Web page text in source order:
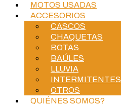
MOTOS USADAS
ACCESORIOS
CASCOS
CHAQUETAS
BOTAS
BAÚLES
LLUVIA
INTERMITENTES
OTROS
QUIÉNES SOMOS?